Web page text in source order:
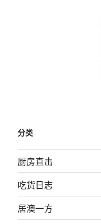
分类
厨房直击
吃货日志
居澳一方